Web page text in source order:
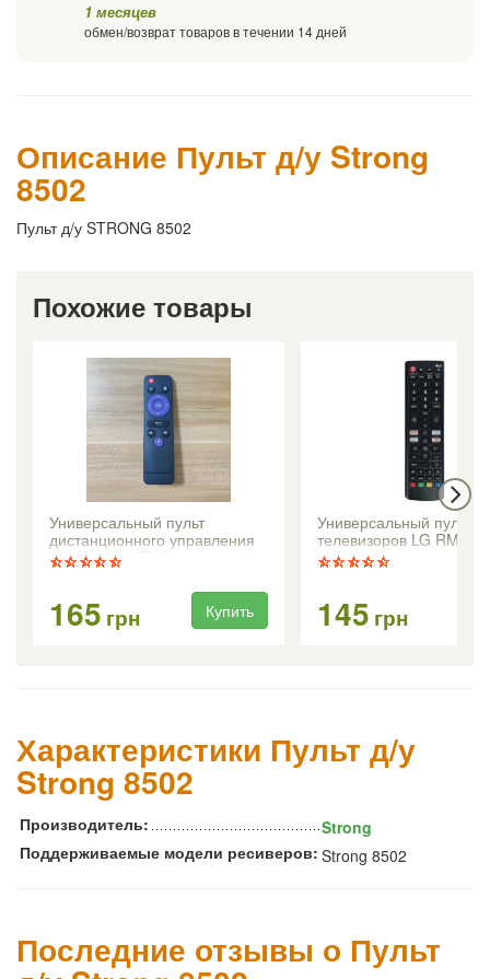
1 месяцев
обмен/возврат товаров в течении 14 дней
Описание Пульт д/у Strong
8502
Пульт д/у STRONG 8502
Похожие товары
Универсальный пульт
дистанционного управления
для Android TV Box серии H96
Max
165 грн Купить
Универсальный пульт
телевизоров LG RM-
145 грн
Характеристики Пульт д/у
Strong 8502
Производитель:
Strong
Поддерживаемые модели ресиверов: Strong 8502
Последние отзывы о Пульт